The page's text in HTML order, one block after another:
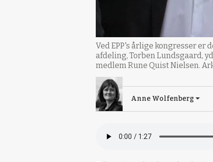
Ved EPP's årlige kongresser er
afdeling, Torben Lundsgaard,
medlem Rune Quist Nielsen.
Anne Wolfenberg